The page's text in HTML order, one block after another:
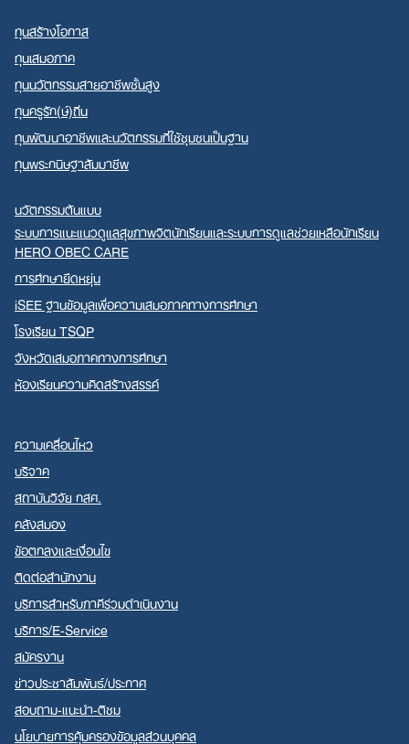
ทุนสร้างโอกาส
ทุนเสมอภาค
ทุนนวัตกรรมสายอาชีพชั้นสูง
ทุนครูรัก(ษ์)ถิ่น
ทุนพัฒนาอาชีพและนวัตกรรมที่ใช้ชุมชนเป็นฐาน
ทุนพระกนิษฐาสัมมาชีพ
นวัตกรรมต้นแบบ
ระบบการแนะแนวดูแลสุขภาพจิตนักเรียนและระบบการดูแลช่วยเหลือนักเรียน
HERO OBEC CARE
การศึกษายืดหยุ่น
iSEE ฐานข้อมูลเพื่อความเสมอภาคทางการศึกษา
โรงเรียน TSQP
จังหวัดเสมอภาคทางการศึกษา
ห้องเรียนความคิดสร้างสรรค์
ความเคลื่อนไหว
บริจาค
สถาบันวิจัย กสศ.
คลังสมอง
ข้อตกลงและเงื่อนไข
ติดต่อสำนักงาน
บริการสำหรับภาคีร่วมดำเนินงาน
บริการ/E-Service
สมัครงาน
ข่าวประชาสัมพันธ์/ประกาศ
สอบถาม-แนะนำ-ติชม
นโยบายการคุ้มครองข้อมูลส่วนบุคคล